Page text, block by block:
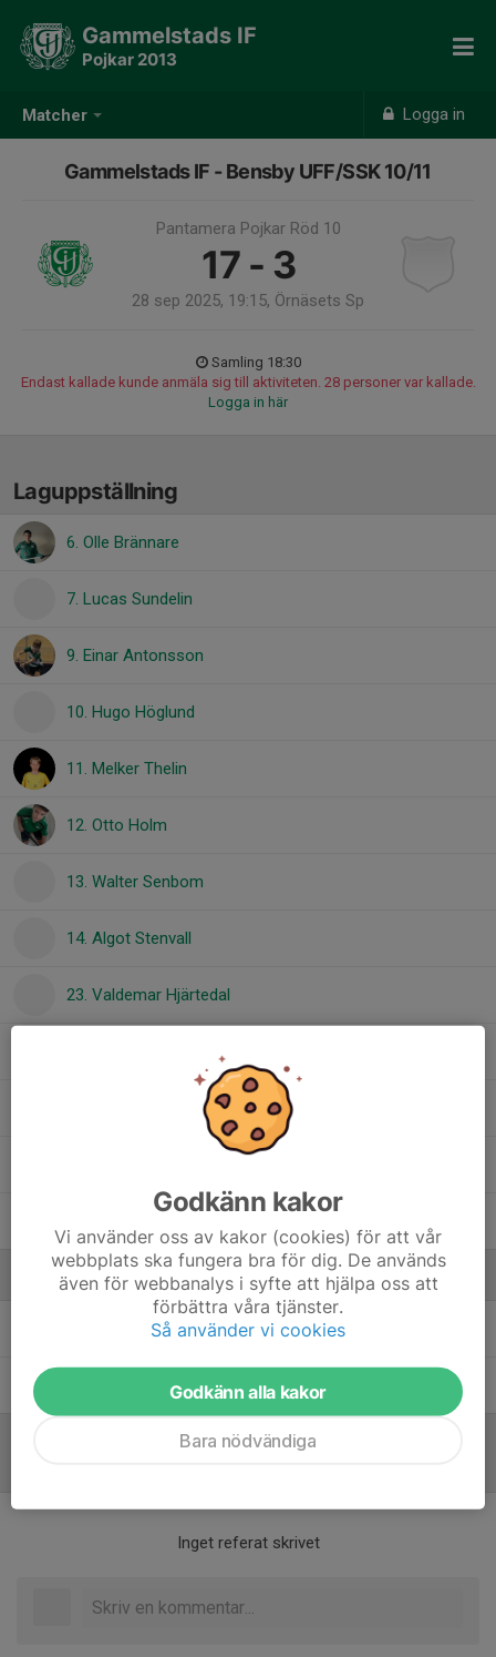
Matcher Logga in
Gammelstads IF
Pojkar 2013
Gammelstads IF - Bensby UFF/SSK 10/11
Pantamera Pojkar Röd 10
17 - 3
28 sep 2025, 19:15, Örnäsets Sp
Samling 18:30
Endast kallade kunde anmäla sig till aktiviteten. 28 personer var kallade.
Logga in här
Laguppställning
6. Olle Brännare
7. Lucas Sundelin
9. Einar Antonsson
10. Hugo Höglund
11. Melker Thelin
12. Otto Holm
13. Walter Senbom
14. Algot Stenvall
23. Valdemar Hjärtedal
Ledare
Daniel PotilaTränare
Johan PerssonHuvudtränare
Inget referat skrivet
Godkänn kakor
Vi använder oss av kakor (cookies) för att vår
webbplats ska fungera bra för dig. De används
även för webbanalys i syfte att hjälpa oss att
förbättra våra tjänster.
Så använder vi cookies
Godkänn alla kakor
Bara nödvändiga